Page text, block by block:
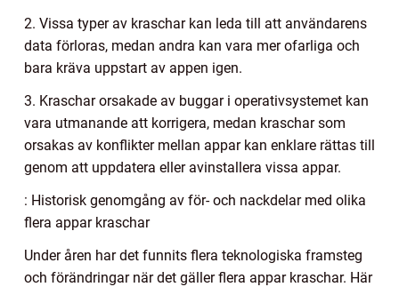
2. Vissa typer av kraschar kan leda till att användarens
data förloras, medan andra kan vara mer ofarliga och
bara kräva uppstart av appen igen.
3. Kraschar orsakade av buggar i operativsystemet kan
vara utmanande att korrigera, medan kraschar som
orsakas av konflikter mellan appar kan enklare rättas till
genom att uppdatera eller avinstallera vissa appar.
: Historisk genomgång av för- och nackdelar med olika
flera appar kraschar
Under åren har det funnits flera teknologiska framsteg
och förändringar när det gäller flera appar kraschar. Här